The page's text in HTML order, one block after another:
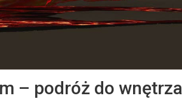
– podróż do